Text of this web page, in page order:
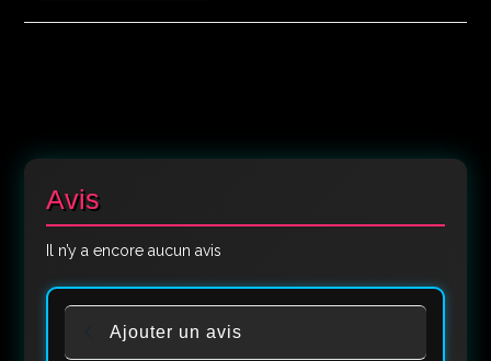
Avis
Il n’y a encore aucun avis
Ajouter un avis